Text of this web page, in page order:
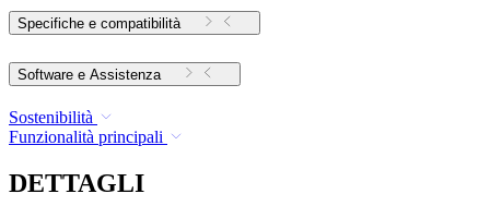
Specifiche e compatibilità
Software e Assistenza
Sostenibilità
Funzionalità principali
DETTAGLI